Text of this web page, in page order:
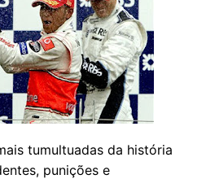
tumultuadas da história
punições e